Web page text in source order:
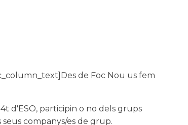
de Foc Nou us fem
d'ESO, participin o no dels grups
companys/es de grup.